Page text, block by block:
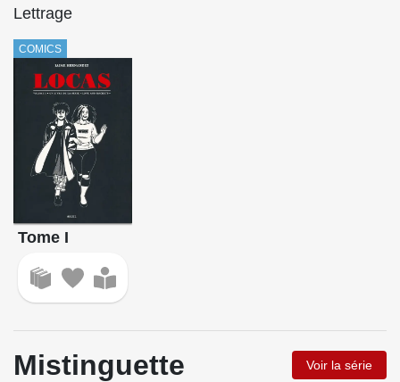
Lettrage
COMICS
Tome I
Mistinguette Voir la série